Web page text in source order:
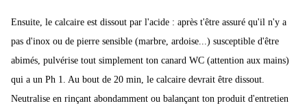
Ensuite, le calcaire est dissout par l'acide : après t'être assuré qu'il n'y a
pas d'inox ou de pierre sensible (marbre, ardoise...) susceptible d'être
abimés, pulvérise tout simplement ton canard WC (attention aux mains)
qui a un Ph 1. Au bout de 20 min, le calcaire devrait être dissout.
Neutralise en rinçant abondamment ou balançant ton produit d'entretien